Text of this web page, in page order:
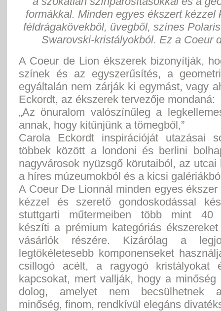
formákkal. Minden egyes ékszert kézzel
féldrágakövekből, üvegből, színes
Swarovski-kristályokból. Ez a Coeur
A Coeur de Lion ékszerek bizonyítják,
színek és az egyszerűsítés, a
egyáltalán nem zárják ki egymást, vagy
Eckordt, az ékszerek tervezője mondaná:
„Az önuralom valószínűleg a
annak, hogy kitűnjünk a tömegből,”
Carola Eckordt inspirációját utazásai
többek között a londoni és berlini
nagyvárosok nyüzsgő körutaiból, az utcai
a híres múzeumokból és a kicsi
A Coeur De Lionnál minden egyes
kézzel és szerető gondoskodással
stuttgarti műtermeiben több mint 40
készíti a prémium kategóriás
vásárlók részére. Kizárólag a
legtökéletesebb komponenseket
csillogó acélt, a ragyogó kristályokat
kapcsokat, mert vallják, hogy a minőség
dolog, amelyet nem becsülhetnek
minőség, finom, rendkívül elegáns